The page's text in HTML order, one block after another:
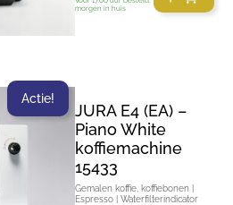
morgen in huis
Actie!
JURA E4 (EA) –
Piano White
koffiemachine
15433
Gemalen koffie, koffiebonen |
Espresso | Waterfilterindicator